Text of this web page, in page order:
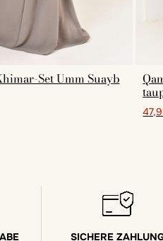
Set Umm Suayb
SICHERE